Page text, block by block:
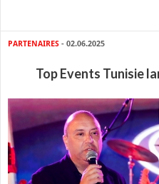
PARTENAIRES - 02.06.2025
Top Events Tunisie